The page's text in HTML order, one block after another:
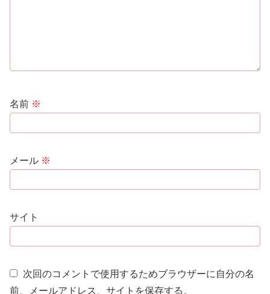
名前 ※
メール ※
サイト
次回のコメントで使用するためブラウザーに自分の名
前、メールアドレス、サイトを保存する。